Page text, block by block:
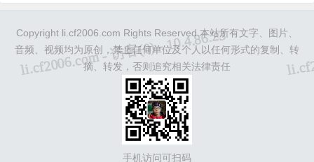
Copyright li.cf2006.com Rights Reserved.本站所有文字、图片、
音频、视频均为原创，禁止任何单位及个人以任何形式的复制、转
摘、转发，否则追究相关法律责任
手机访问可扫码